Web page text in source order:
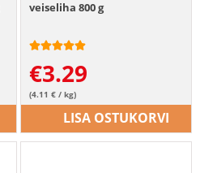
veiseliha 800 g
€3.29
(4.11 € / kg)
LISA OSTUKORVI